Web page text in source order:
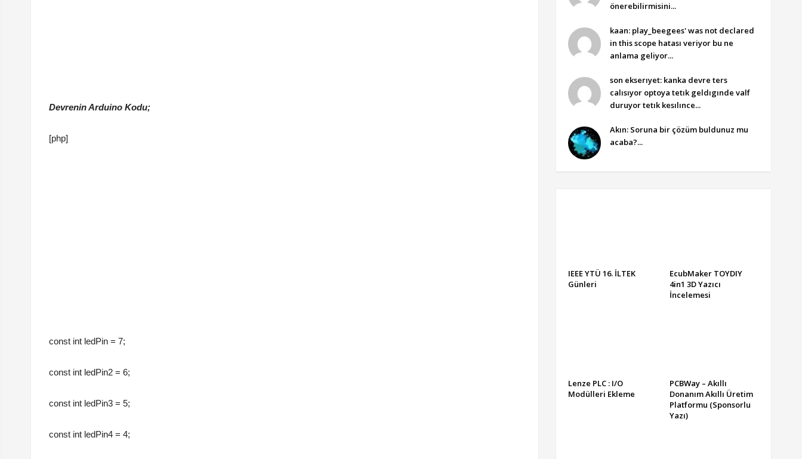
Devrenin Arduino Kodu;
[php]
const int ledPin = 7;
const int ledPin2 = 6;
const int ledPin3 = 5;
const int ledPin4 = 4;
önerebilirmisini...
kaan: play_beegees' was not declared
in this scope hatası veriyor bu ne
anlama geliyor...
son ekserıyet: kanka devre ters
calısıyor optoya tetık geldıgınde valf
duruyor tetık kesılınce...
Akın: Soruna bir çözüm buldunuz mu
acaba?...
IEEE YTÜ 16. İLTEK
Günleri
EcubMaker TOYDIY
4in1 3D Yazıcı
İncelemesi
Lenze PLC : I/O
Modülleri Ekleme
PCBWay – Akıllı
Donanım Akıllı Üretim
Platformu (Sponsorlu
Yazı)